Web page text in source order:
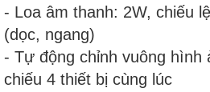
- Loa âm thanh: 2W, chiếu
(dọc, ngang)
- Tự động chỉnh vuông hình
chiếu 4 thiết bị cùng lúc